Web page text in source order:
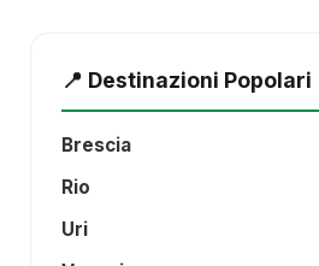
📍 Destinazioni Popolari
Brescia
Rio
Uri